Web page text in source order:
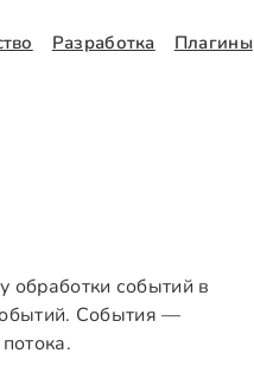
Разработка Плагины
обработки событий в
События —